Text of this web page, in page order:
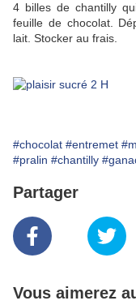
4 billes de chantilly
feuille de chocolat.
lait. Stocker au frais.
#chocolat #entremet
#pralin #chantilly
Partager
Vous aimerez